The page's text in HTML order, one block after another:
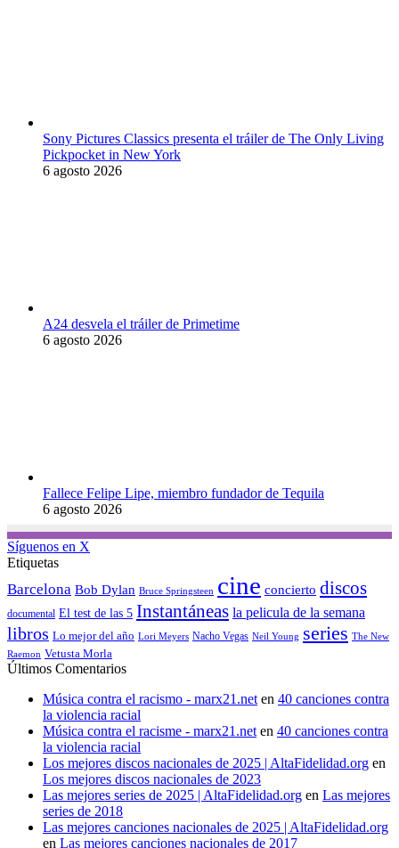
Sony Pictures Classics presenta el tráiler de The Only Living
Pickpocket in New York
6 agosto 2026
A24 desvela el tráiler de Primetime
6 agosto 2026
Fallece Felipe Lipe, miembro fundador de Tequila
6 agosto 2026
Síguenos en X
Etiquetas
Barcelona Bob Dylan Bruce Springsteen cine concierto discos
documental El test de las 5 Instantáneas la pelicula de la semana
libros Lo mejor del año Lori Meyers Nacho Vegas Neil Young series The New
Raemon Vetusta Morla
Últimos Comentarios
Música contra el racismo - marx21.neten 40 canciones contra
la violencia racial
Música contra el racisme - marx21.neten 40 canciones contra
la violencia racial
Los mejores discos nacionales de 2025 | AltaFidelidad.org en
Los mejores discos nacionales de 2023
Las mejores series de 2025 | AltaFidelidad.org en Las mejores
series de 2018
Las mejores canciones nacionales de 2025 | AltaFidelidad.org
en Las mejores canciones nacionales de 2017